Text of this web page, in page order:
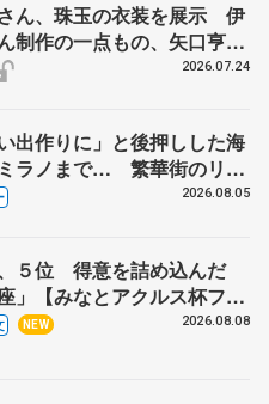
ん、珠玉の衣装を展示 伊
制作の一点もの、矢口亨さ
2026.07.24
出作りに」と後押しした海
ラノまで… 繁華街のリン
のお兄さんも味方に 小林
2026.08.05
５位 得意を詰め込んだ
」【みなとアクルス杯フリ
NEW 2026.08.08